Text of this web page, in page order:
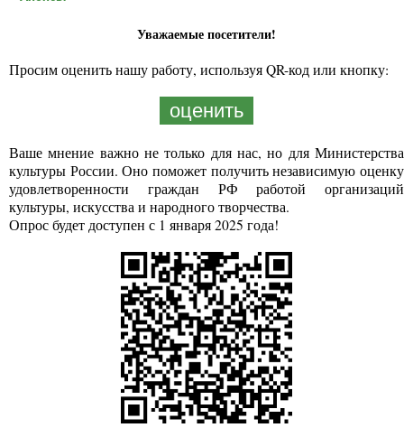
Уважаемые посетители!
Просим оценить нашу работу, используя QR-код или кнопку:
оценить
Ваше мнение важно не только для нас, но для Министерства
культуры России. Оно поможет получить независимую оценку
удовлетворенности граждан РФ работой организаций
культуры, искусства и народного творчества.
Опрос будет доступен с 1 января 2025 года!